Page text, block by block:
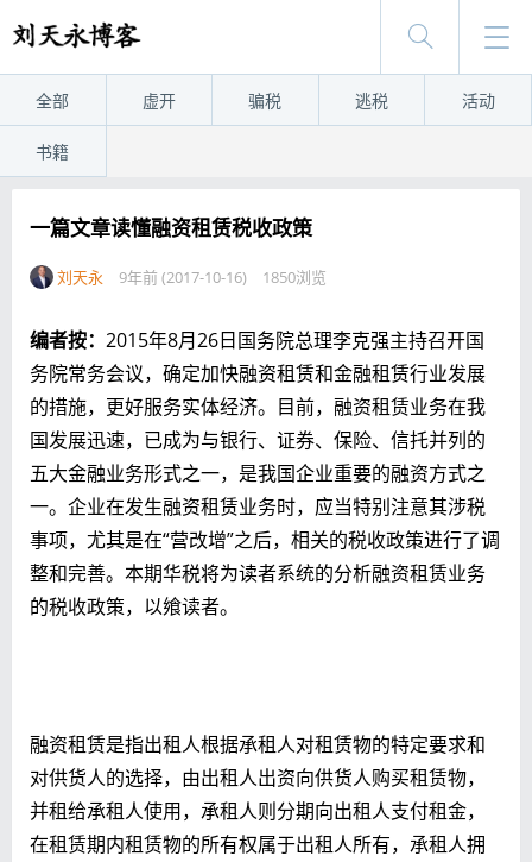
全部 虚开 骗税 逃税 活动
书籍
一篇文章读懂融资租赁税收政策
刘天永 9年前 (2017-10-16) 1850浏览
编者按： 2015年8月26日国务院总理李克强主持召开国
务院常务会议，确定加快融资租赁和金融租赁行业发展
的措施，更好服务实体经济。目前，融资租赁业务在我
国发展迅速，已成为与银行、证券、保险、信托并列的
五大金融业务形式之一，是我国企业重要的融资方式之
一。企业在发生融资租赁业务时，应当特别注意其涉税
事项，尤其是在“营改增”之后，相关的税收政策进行了调
整和完善。本期华税将为读者系统的分析融资租赁业务
的税收政策，以飨读者。
融资租赁是指出租人根据承租人对租赁物的特定要求和
对供货人的选择，由出租人出资向供货人购买租赁物，
并租给承租人使用，承租人则分期向出租人支付租金，
在租赁期内租赁物的所有权属于出租人所有，承租人拥